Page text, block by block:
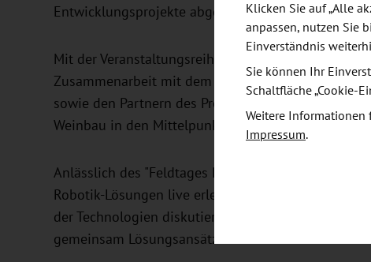
Entwicklungsprojekte abgeleitet.
Mit der Veranstaltungsreihe "Obst- und Weinbau"
Zusammenarbeit mit dem AGRONYM e. V., dem
sowie den Partnern des Projektes LANDNETZ die
Weinbau in den Mittelpunkt stellen.
Anlässlich des "Feldtages Robotiklösungen für
Robotik-Lösungen live erlebt, mit Entwicklern und
der Technologien diskutiert, neue
gemeinsam Lösungsansätze entwickelt werden.
Klicken Sie auf „Alle
anpassen, nutzen Sie
Einverständnis
Sie können Ihr
Schaltfläche „Cookie-
Weitere Informationen
Impressum.